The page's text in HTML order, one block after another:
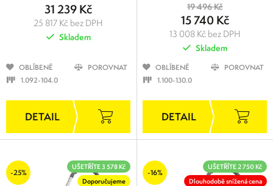
31 239 Kč
25 817 Kč bez DPH
Skladem
OBLÍBENÉ
POROVNAT
1.092-104.0
19 496 Kč
15 740 Kč
13 008 Kč bez DPH
Skladem
OBLÍBENÉ
POROVNAT
1.100-130.0
-25%
UŠETŘÍTE 3 578 Kč
Doporučujeme
-16%
UŠETŘÍTE 2 750 Kč
Dlouhodobě snížená cena